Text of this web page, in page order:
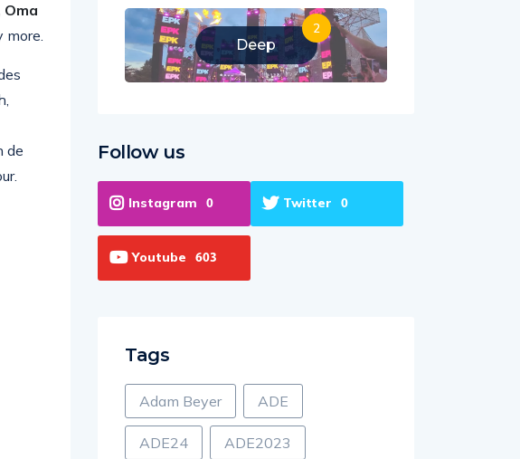
Oma
more.
de
Deep
2
Follow us
Instagram 0 Twitter 0
Youtube 603
Tags
Adam Beyer ADE
ADE24 ADE2023